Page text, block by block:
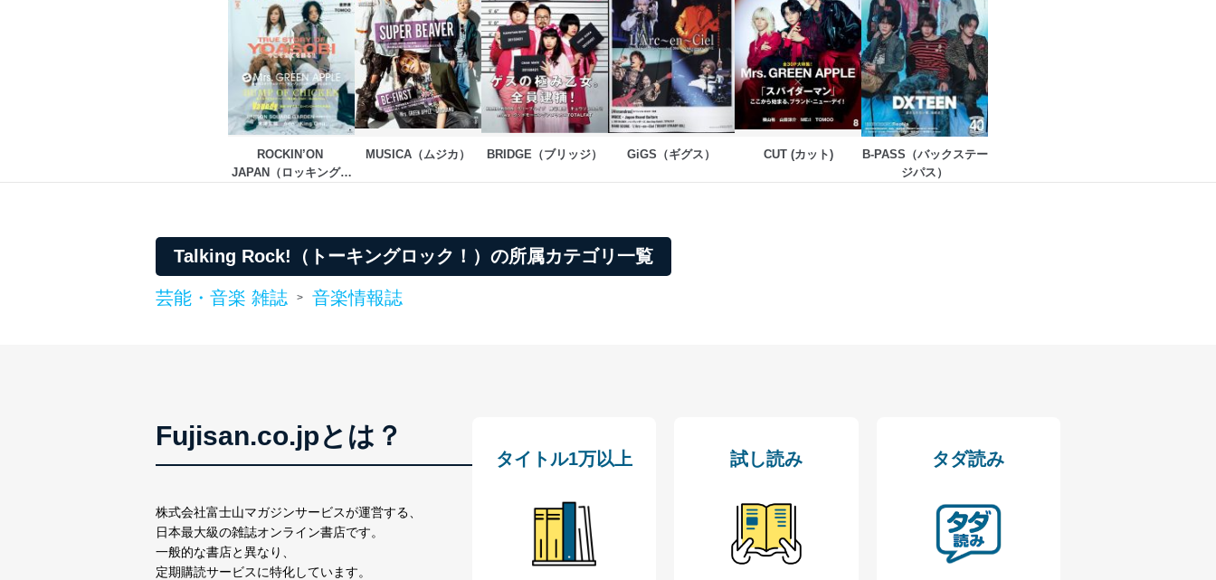
ROCKIN’ON
JAPAN（ロッキング・
MUSICA（ムジカ） BRIDGE（ブリッジ） GiGS（ギグス） CUT (カット)
B-PASS（バックステー
ジパス）
Talking Rock!（トーキングロック！）の所属カテゴリ一覧
芸能・音楽 雑誌 > 音楽情報誌
Fujisan.co.jpとは？
株式会社富士山マガジンサービスが運営する、
日本最大級の雑誌オンライン書店です。
一般的な書店と異なり、
定期購読サービスに特化しています。
タイトル1万以上 試し読み タダ読み